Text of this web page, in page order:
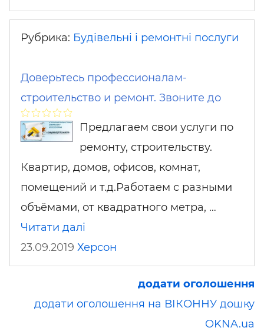
Рубрика: Будівельні і ремонтні послуги
Доверьтесь профессионалам-
строительство и ремонт. Звоните до
Предлагаем свои услуги по
ремонту, строительству.
Квартир, домов, офисов, комнат,
помещений и т.д.Работаем с разными
объёмами, от квадратного метра, …
Читати далі
23.09.2019 Херсон
додати оголошення
додати оголошення на ВІКОННУ дошку
OKNA.ua